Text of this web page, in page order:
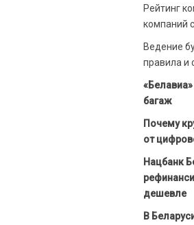
Рейтинг
компаний
Ведение
правила и
багаж
Почему
от
Нацбанк
дешевле
В